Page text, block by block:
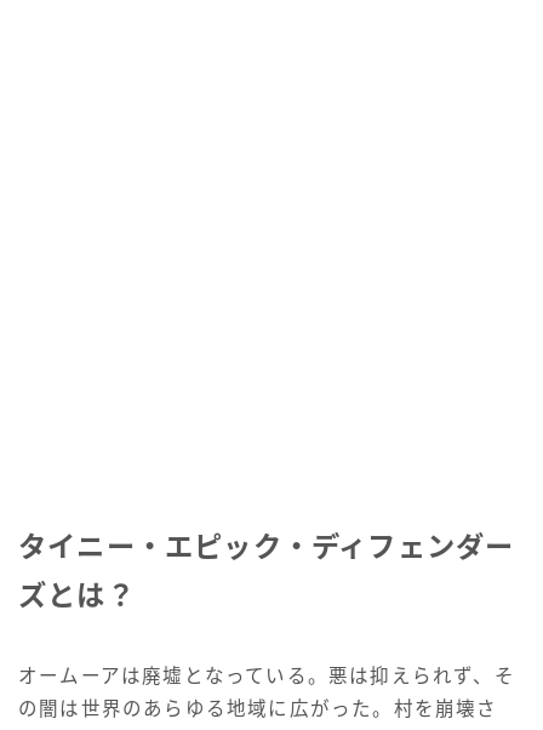
タイニー・エピック・ディフェンダー
ズとは？
オームーアは廃墟となっている。悪は抑えられず、そ
の闇は世界のあらゆる地域に広がった。村を崩壊さ